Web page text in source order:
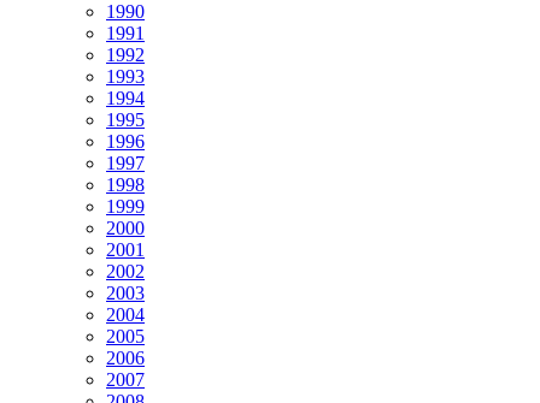
1990
1991
1992
1993
1994
1995
1996
1997
1998
1999
2000
2001
2002
2003
2004
2005
2006
2007